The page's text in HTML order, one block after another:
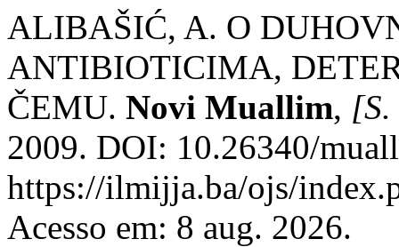
ALIBAŠIĆ, A. O
ANTIBIOTICIMA,
ČEMU. Novi Muallim,
2009. DOI: 10.26340/
https://ilmijja.ba/ojs/
Acesso em: 8 aug. 2026.